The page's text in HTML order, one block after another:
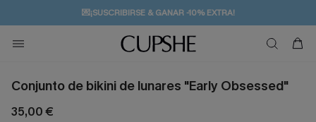
💌¡SUSCRIBIRSE & GANAR -10% EXTRA!
🚚ENVÍO GRATUITO A PARTIR DE 49 € >>
Conjunto de bikini de lunares "Early Obsessed"
35,00 €